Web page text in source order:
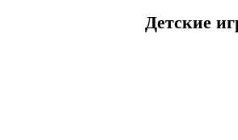
Детские